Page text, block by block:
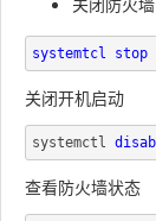
systemtcl stop
关闭开机启动
systemctl
查看防火墙状态